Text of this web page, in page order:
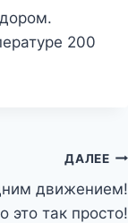
200
ДАЛЕЕ
движением!
это так просто!